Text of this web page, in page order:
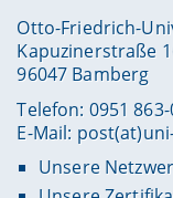
Otto-Friedrich-
Kapuzinerstraße
96047 Bamberg
Telefon: 0951
E-Mail:
Unsere